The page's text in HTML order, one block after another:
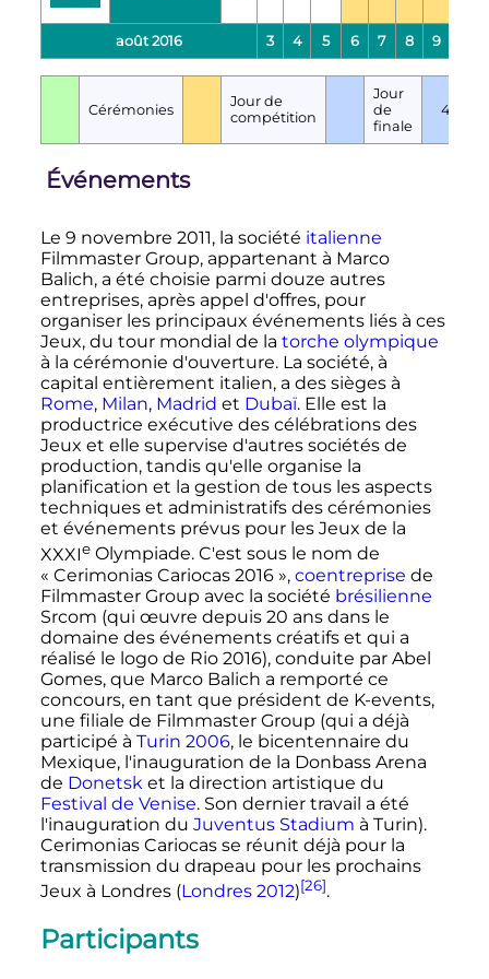
août 2016 3 4 5 6 7 8 9
Cérémonies
Jour de
compétition
Jour
de
finale
4
Événements
Le 9 novembre 2011, la société italienne
Filmmaster Group, appartenant à Marco
Balich, a été choisie parmi douze autres
entreprises, après appel d'offres, pour
organiser les principaux événements liés à ces
Jeux, du tour mondial de la torche olympique
à la cérémonie d'ouverture. La société, à
capital entièrement italien, a des sièges à
Rome, Milan, Madrid et Dubaï. Elle est la
productrice exécutive des célébrations des
Jeux et elle supervise d'autres sociétés de
production, tandis qu'elle organise la
planification et la gestion de tous les aspects
techniques et administratifs des cérémonies
et événements prévus pour les Jeux de la
XXXIeOlympiade. C'est sous le nom de
« Cerimonias Cariocas 2016 », coentreprise de
Filmmaster Group avec la société brésilienne
Srcom (qui œuvre depuis 20 ansdans le
domaine des événements créatifs et qui a
réalisé le logo de Rio 2016), conduite par Abel
Gomes, que Marco Balich a remporté ce
concours, en tant que président de K-events,
une filiale de Filmmaster Group (qui a déjà
participé à Turin 2006, le bicentennaire du
Mexique, l'inauguration de la Donbass Arena
de Donetsk et la direction artistique du
Festival de Venise. Son dernier travail a été
l'inauguration du Juventus Stadium à Turin).
Cerimonias Cariocas se réunit déjà pour la
transmission du drapeau pour les prochains
Jeux à Londres (Londres 2012)[26].
Participants